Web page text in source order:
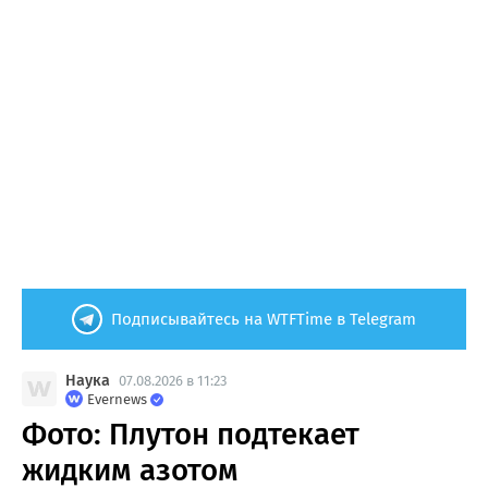
Подписывайтесь на WTFTime в Telegram
Наука 07.08.2026 в 11:23
Evernews
Фото: Плутон подтекает
жидким азотом